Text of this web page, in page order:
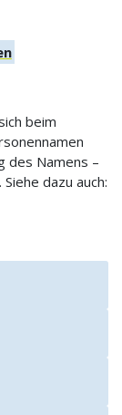
beim
des Namens –
dazu auch: